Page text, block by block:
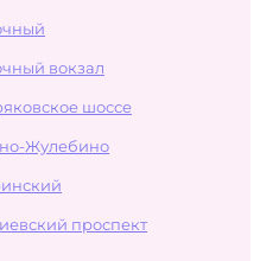
вокзал
шоссе
Жулебино
проспект